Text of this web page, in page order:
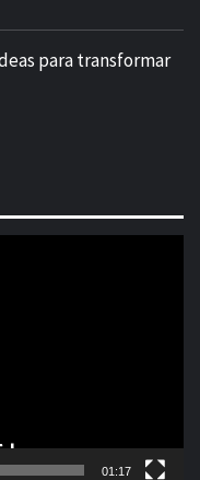
para transformar
01:17